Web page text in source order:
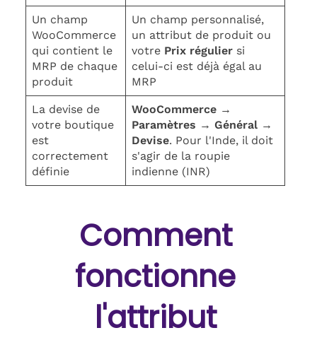
Un champ
WooCommerce
qui contient le
MRP de chaque
produit
Un champ personnalisé,
un attribut de produit ou
votre Prix régulier si
celui-ci est déjà égal au
MRP
La devise de
votre boutique
est
correctement
définie
WooCommerce →
Paramètres → Général →
Devise. Pour l'Inde, il doit
s'agir de la roupie
indienne (INR)
Comment
fonctionne
l'attribut